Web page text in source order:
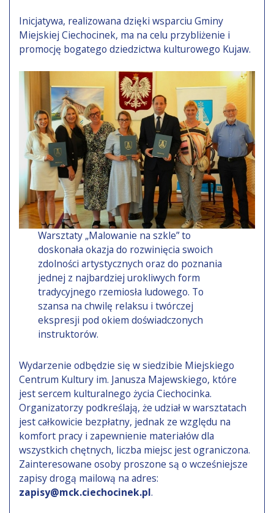
Inicjatywa, realizowana dzięki wsparciu Gminy
Miejskiej Ciechocinek, ma na celu przybliżenie i
promocję bogatego dziedzictwa kulturowego Kujaw.
Warsztaty „Malowanie na szkle” to
doskonała okazja do rozwinięcia swoich
zdolności artystycznych oraz do poznania
jednej z najbardziej urokliwych form
tradycyjnego rzemiosła ludowego. To
szansa na chwilę relaksu i twórczej
ekspresji pod okiem doświadczonych
instruktorów.
Wydarzenie odbędzie się w siedzibie Miejskiego
Centrum Kultury im. Janusza Majewskiego, które
jest sercem kulturalnego życia Ciechocinka.
Organizatorzy podkreślają, że udział w warsztatach
jest całkowicie bezpłatny, jednak ze względu na
komfort pracy i zapewnienie materiałów dla
wszystkich chętnych, liczba miejsc jest ograniczona.
Zainteresowane osoby proszone są o wcześniejsze
zapisy drogą mailową na adres:
zapisy@mck.ciechocinek.pl.